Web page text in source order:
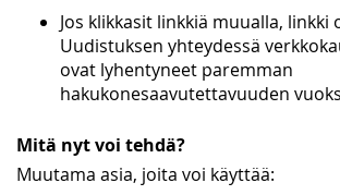
Jos klikkasit linkkiä muualla,
Uudistuksen yhteydessä
ovat lyhentyneet paremman
hakukonesaavutettavuuden
Mitä nyt voi tehdä?
Muutama asia, joita voi käyttää: